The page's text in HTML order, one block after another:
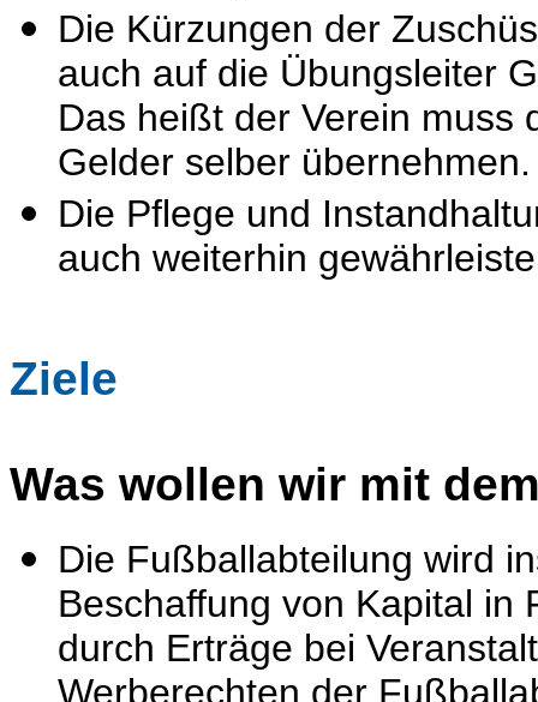
Die Kürzungen der
auch auf die Übungsleiter
Das heißt der Verein muss
Gelder selber übernehmen.
Die Pflege und
auch weiterhin
Ziele
Was wollen wir mit
Die Fußballabteilung wird
Beschaffung von Kapital in
durch Erträge bei
Werberechten der